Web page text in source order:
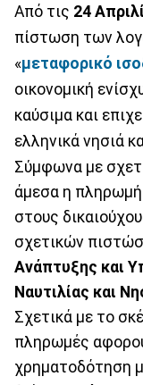
Από τις 24
πίστωση των
«μεταφορικό
οικονομική
καύσιμα και
ελληνικά νησιά
Σύμφωνα με
άμεσα η
στους
σχετικών
Ανάπτυξης και
Ναυτιλίας και
Σχετικά με το
πληρωμές
χρηματοδότηση